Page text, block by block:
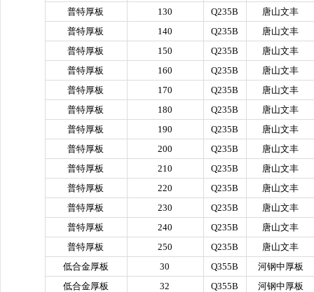
普特厚板
130 Q235B
唐山文丰
普特厚板
140 Q235B
唐山文丰
普特厚板
150 Q235B
唐山文丰
普特厚板
160 Q235B
唐山文丰
普特厚板
170 Q235B
唐山文丰
普特厚板
180 Q235B
唐山文丰
普特厚板
190 Q235B
唐山文丰
普特厚板
200 Q235B
唐山文丰
普特厚板
210 Q235B
唐山文丰
普特厚板
220 Q235B
唐山文丰
普特厚板
230 Q235B
唐山文丰
普特厚板
240 Q235B
唐山文丰
普特厚板
250 Q235B
唐山文丰
低合金厚板
30 Q355B
河钢中厚板
低合金厚板
32 Q355B
河钢中厚板